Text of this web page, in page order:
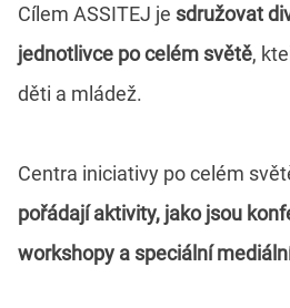
Cílem ASSITEJ je sdružovat
jednotlivce po celém světě,
děti a mládež.
Centra iniciativy po celém
pořádají aktivity, jako jsou
workshopy a speciální